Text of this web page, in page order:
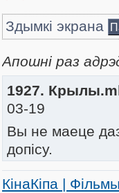
Здымкі экрана
Апошні раз
1927.
03-19
Вы не маеце
допісу.
КінаКіпа |